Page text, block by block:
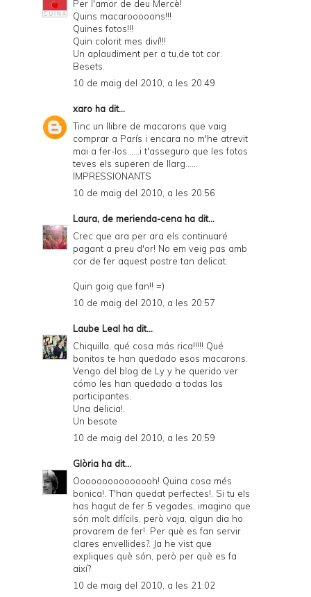
Per l'amor de deu Mercè!
Quins macarooooons!!!
Quines fotos!!!
Quin colorit mes diví!!!
Un aplaudiment per a tu,de tot cor.
Besets.
10 de maig del 2010, a les 20:49
xaro ha dit...
Tinc un llibre de macarons que vaig
comprar a París i encara no m'he atrevit
mai a fer-los......i t'asseguro que les fotos
teves els superen de llarg......
IMPRESSIONANTS
10 de maig del 2010, a les 20:56
Laura, de merienda-cena ha dit...
Crec que ara per ara els continuaré
pagant a preu d'or! No em veig pas amb
cor de fer aquest postre tan delicat.
Quin goig que fan!! =)
10 de maig del 2010, a les 20:57
Laube Leal ha dit...
Chiquilla, qué cosa más rica!!!!! Qué
bonitos te han quedado esos macarons.
Vengo del blog de Ly y he querido ver
cómo les han quedado a todas las
participantes.
Una delicia!.
Un besote
10 de maig del 2010, a les 20:59
Glòria ha dit...
Ooooooooooooooh! Quina cosa més
bonica!. T'han quedat perfectes!. Si tu els
has hagut de fer 5 vegades, imagino que
són molt difícils, però vaja, algun dia ho
provarem de fer!. Per què es fan servir
clares envellides?. Ja he vist que
expliques què són, però per què es fa
així?
10 de maig del 2010, a les 21:02